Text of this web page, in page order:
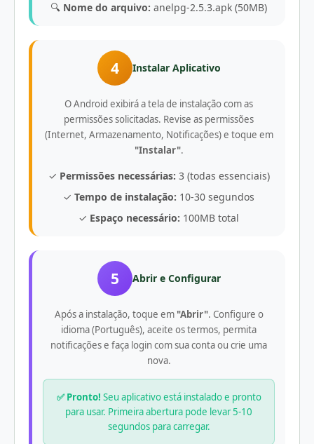
🔍 Nome do arquivo: anelpg-2.5.3.apk (50MB)
4 Instalar Aplicativo
O Android exibirá a tela de instalação com as
permissões solicitadas. Revise as permissões
(Internet, Armazenamento, Notificações) e toque em
"Instalar".
✓ Permissões necessárias: 3 (todas essenciais)
✓ Tempo de instalação: 10-30 segundos
✓ Espaço necessário: 100MB total
5 Abrir e Configurar
Após a instalação, toque em "Abrir". Configure o
idioma (Português), aceite os termos, permita
notificações e faça login com sua conta ou crie uma
nova.
✅ Pronto! Seu aplicativo está instalado e pronto
para usar. Primeira abertura pode levar 5-10
segundos para carregar.